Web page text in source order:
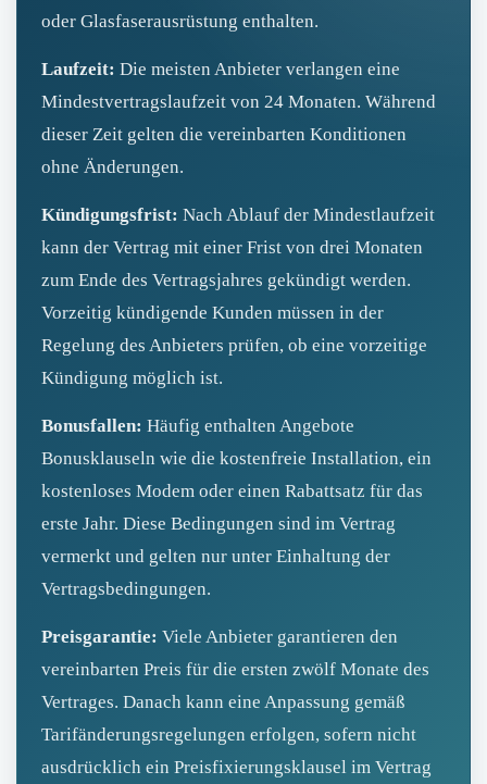
oder Glasfaserausrüstung enthalten.
Laufzeit: Die meisten Anbieter verlangen eine
Mindestvertragslaufzeit von 24 Monaten. Während
dieser Zeit gelten die vereinbarten Konditionen
ohne Änderungen.
Kündigungsfrist: Nach Ablauf der Mindestlaufzeit
kann der Vertrag mit einer Frist von drei Monaten
zum Ende des Vertragsjahres gekündigt werden.
Vorzeitig kündigende Kunden müssen in der
Regelung des Anbieters prüfen, ob eine vorzeitige
Kündigung möglich ist.
Bonusfallen: Häufig enthalten Angebote
Bonusklauseln wie die kostenfreie Installation, ein
kostenloses Modem oder einen Rabattsatz für das
erste Jahr. Diese Bedingungen sind im Vertrag
vermerkt und gelten nur unter Einhaltung der
Vertragsbedingungen.
Preisgarantie: Viele Anbieter garantieren den
vereinbarten Preis für die ersten zwölf Monate des
Vertrages. Danach kann eine Anpassung gemäß
Tarifänderungsregelungen erfolgen, sofern nicht
ausdrücklich ein Preisfixierungsklausel im Vertrag